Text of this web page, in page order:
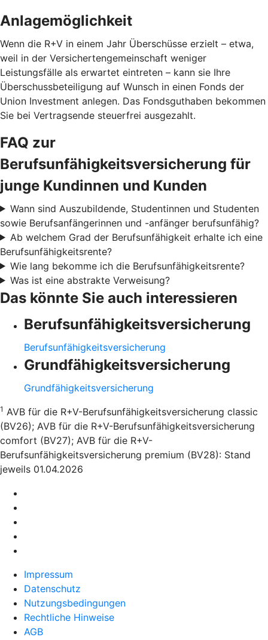
Anlagemöglichkeit
Wenn die R+V in einem Jahr Überschüsse erzielt – etwa,
weil in der Versichertengemeinschaft weniger
Leistungsfälle als erwartet eintreten – kann sie Ihre
Überschussbeteiligung auf Wunsch in einen Fonds der
Union Investment anlegen. Das Fondsguthaben bekommen
Sie bei Vertragsende steuerfrei ausgezahlt.
FAQ zur
Berufsunfähigkeitsversicherung für
junge Kundinnen und Kunden
Wann sind Auszubildende, Studentinnen und Studenten
sowie Berufsanfängerinnen und -anfänger berufsunfähig?
Ab welchem Grad der Berufsunfähigkeit erhalte ich eine
Berufsunfähigkeitsrente?
Wie lang bekomme ich die Berufsunfähigkeitsrente?
Was ist eine abstrakte Verweisung?
Das könnte Sie auch interessieren
Berufsunfähigkeitsversicherung
Berufsunfähigkeitsversicherung
Grundfähigkeitsversicherung
Grundfähigkeitsversicherung
1 AVB für die R+V-Berufsunfähigkeitsversicherung classic
(BV26); AVB für die R+V-Berufsunfähigkeitsversicherung
comfort (BV27); AVB für die R+V-
Berufsunfähigkeitsversicherung premium (BV28): Stand
jeweils 01.04.2026
Impressum
Datenschutz
Nutzungsbedingungen
Rechtliche Hinweise
AGB